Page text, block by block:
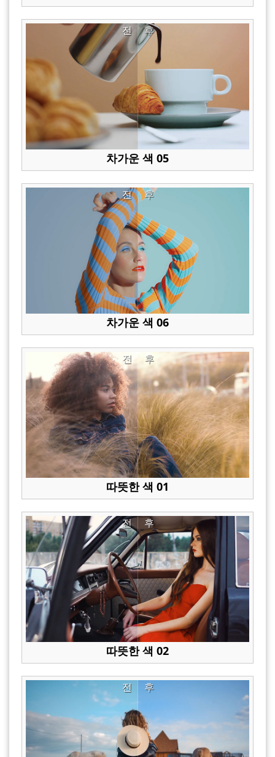
후
전
차가운 색 05
후
전
차가운 색 06
후
전
따뜻한 색 01
후
전
따뜻한 색 02
후
전